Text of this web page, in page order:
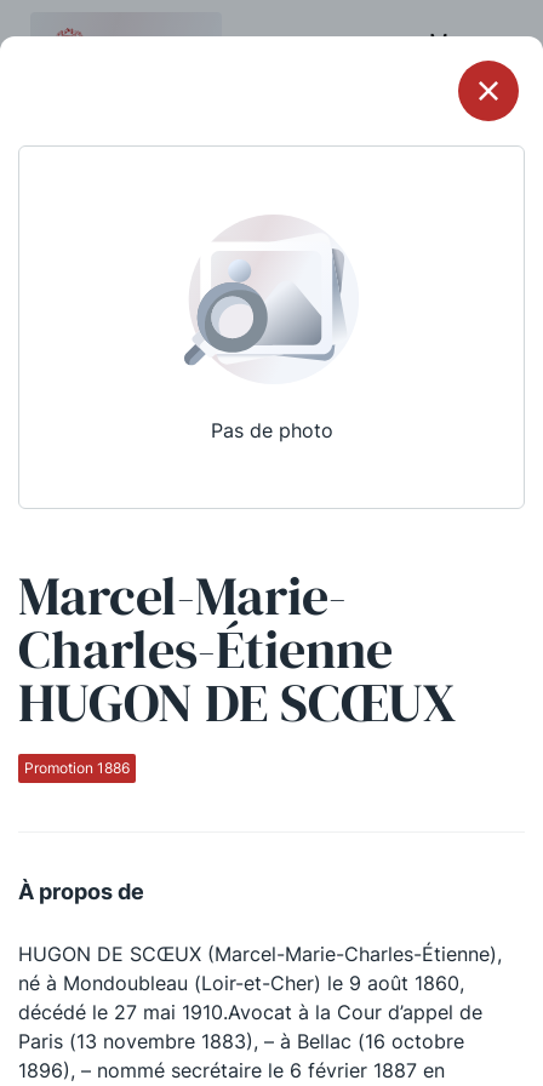
Menu
Pas de photo
Marcel-Marie-
Charles-Étienne
HUGON DE SCŒUX
Promotion 1886
À propos de
HUGON DE SCŒUX (Marcel-Marie-Charles-Étienne),
né à Mondoubleau (Loir-et-Cher) le 9 août 1860,
décédé le 27 mai 1910.Avocat à la Cour d’appel de
Paris (13 novembre 1883), – à Bellac (16 octobre
1896), – nommé secrétaire le 6 février 1887 en
Qui sommes-nous ?
La Conférence
La Conférence de Renfort
La défense pénale
La Conférence Berryer
La Petite Conférence